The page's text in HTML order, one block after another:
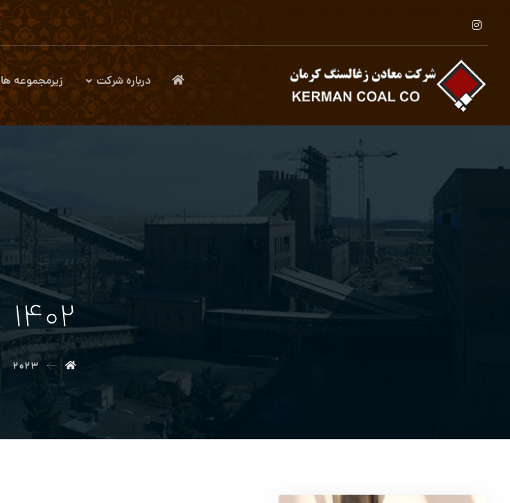
درباره شرکت زیرمجموعه ها
۱۴۰۲
۲۰۲۳